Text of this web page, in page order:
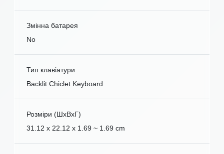
Змінна батарея
No
Тип клавіатури
Backlit Chiclet Keyboard
Розміри (ШxВxГ)
31.12 x 22.12 x 1.69 ~ 1.69 cm